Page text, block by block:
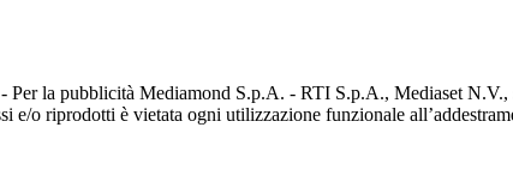
la pubblicità Mediamond S.p.A. - RTI S.p.A., Mediaset N.V.,
e/o riprodotti è vietata ogni utilizzazione funzionale